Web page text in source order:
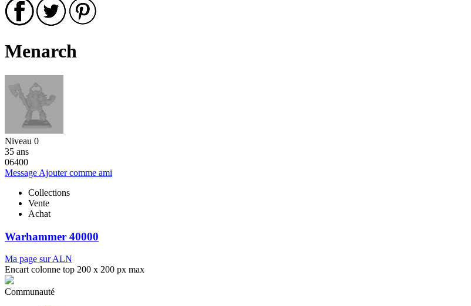
Menarch
Niveau 0
35 ans
06400
Message Ajouter comme ami
Collections
Vente
Achat
Warhammer 40000
Ma page sur ALN
Encart colonne top 200 x 200 px max
Communauté